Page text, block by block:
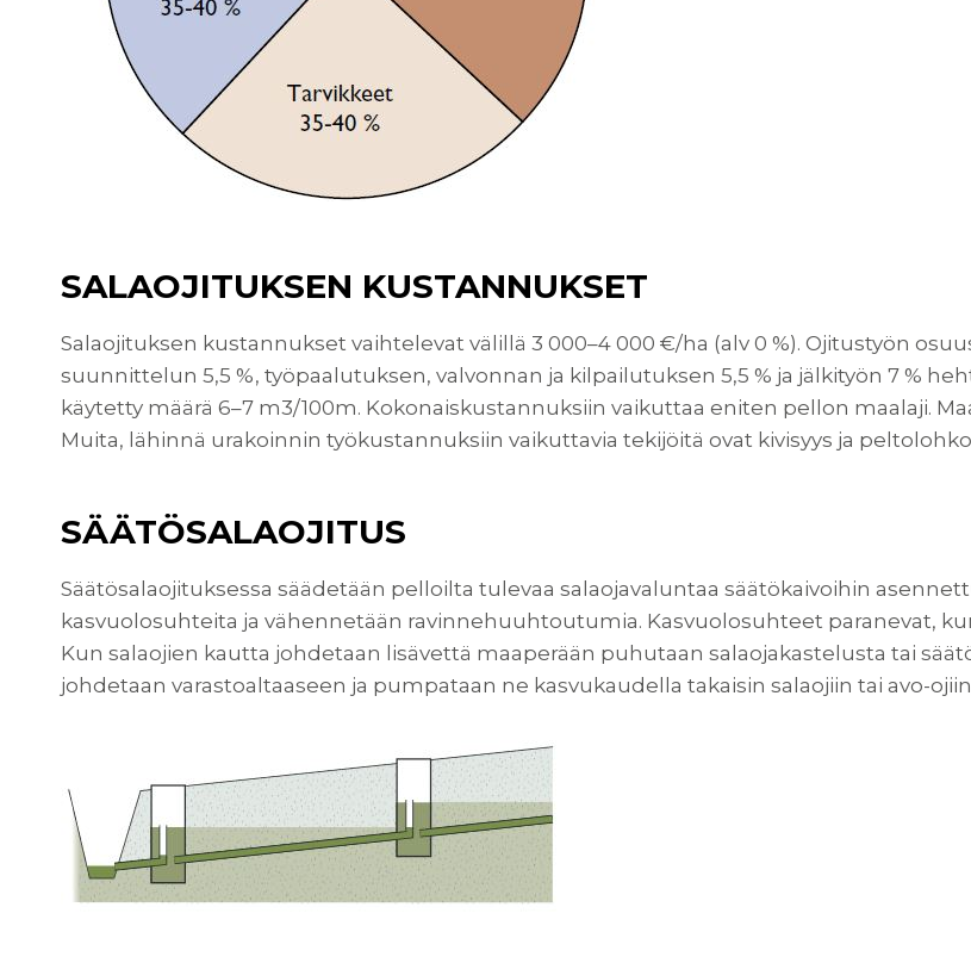
SALAOJITUKSEN KUSTANNUKSET
Salaojituksen kustannukset vaihtelevat välillä 3 000–4 000 €/ha (alv 0 %). Ojitustyön
suunnittelun 5,5 %, työpaalutuksen, valvonnan ja kilpailutuksen 5,5 % ja jälkityön 7 %
käytetty määrä 6–7 m3/100m. Kokonaiskustannuksiin vaikuttaa eniten pellon maalaji.
Muita, lähinnä urakoinnin työkustannuksiin vaikuttavia tekijöitä ovat kivisyys ja
SÄÄTÖSALAOJITUS
Säätösalaojituksessa säädetään pelloilta tulevaa salaojavaluntaa säätökaivoihin
kasvuolosuhteita ja vähennetään ravinnehuuhtoutumia. Kasvuolosuhteet paranevat,
Kun salaojien kautta johdetaan lisävettä maaperään puhutaan salaojakastelusta tai
johdetaan varastoaltaaseen ja pumpataan ne kasvukaudella takaisin salaojiin tai avo-